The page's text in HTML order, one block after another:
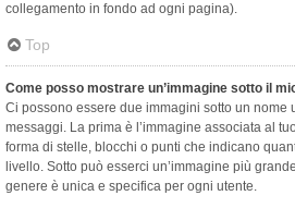
collegamento in fondo ad ogni pagina).
Top
Come posso mostrare un’immagine sotto il
Ci possono essere due immagini sotto un nome
messaggi. La prima è l’immagine associata al
forma di stelle, blocchi o punti che indicano
livello. Sotto può esserci un’immagine più
genere è unica e specifica per ogni utente.